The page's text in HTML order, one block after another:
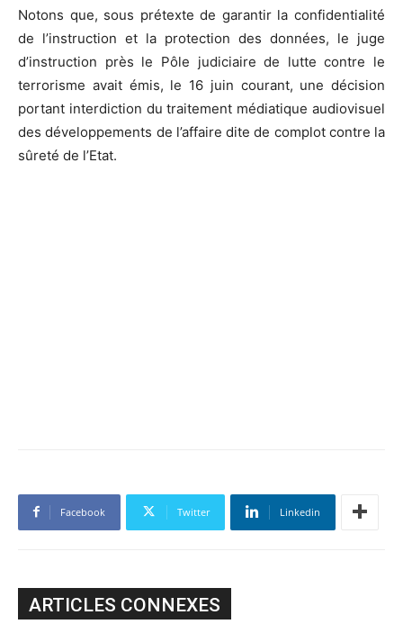
Notons que, sous prétexte de garantir la confidentialité
de l’instruction et la protection des données, le juge
d’instruction près le Pôle judiciaire de lutte contre le
terrorisme avait émis, le 16 juin courant, une décision
portant interdiction du traitement médiatique audiovisuel
des développements de l’affaire dite de complot contre la
sûreté de l’Etat.
Facebook Twitter Linkedin
ARTICLES CONNEXES